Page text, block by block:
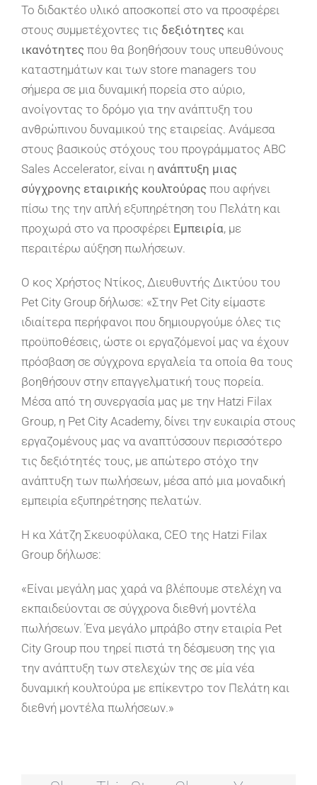
Το διδακτέο υλικό αποσκοπεί στο να προσφέρει
στους συμμετέχοντες τις δεξιότητεςκαι
ικανότητεςπου θα βοηθήσουν τους υπευθύνους
καταστημάτων και των store managers του
σήμερα σε μια δυναμική πορεία στο αύριο,
ανοίγοντας το δρόμο για την ανάπτυξη του
ανθρώπινου δυναμικού της εταιρείας. Ανάμεσα
στους βασικούς στόχους του προγράμματος ABC
Sales Accelerator, είναι η ανάπτυξη μιας
σύγχρονης εταιρικής κουλτούραςπου αφήνει
πίσω της την απλή εξυπηρέτηση του Πελάτη και
προχωρά στο να προσφέρει Εμπειρία, με
περαιτέρω αύξηση πωλήσεων.
Ο κος Χρήστος Ντίκος, Διευθυντής Δικτύου του
Pet City Group δήλωσε: «Στην Pet City είμαστε
ιδιαίτερα περήφανοι που δημιουργούμε όλες τις
προϋποθέσεις, ώστε οι εργαζόμενοί μας να έχουν
πρόσβαση σε σύγχρονα εργαλεία τα οποία θα τους
βοηθήσουν στην επαγγελματική τους πορεία.
Μέσα από τη συνεργασία μας με την Hatzi Filax
Group, η Pet City Academy, δίνει την ευκαιρία στους
εργαζομένους μας να αναπτύσσουν περισσότερο
τις δεξιότητές τους, με απώτερο στόχο την
ανάπτυξη των πωλήσεων, μέσα από μια μοναδική
εμπειρία εξυπηρέτησης πελατών.
Η κα Χάτζη Σκευοφύλακα, CEO της Hatzi Filax
Group δήλωσε:
«Είναι μεγάλη μας χαρά να βλέπουμε στελέχη να
εκπαιδεύονται σε σύγχρονα διεθνή μοντέλα
πωλήσεων. Ένα μεγάλο μπράβο στην εταιρία Pet
City Group που τηρεί πιστά τη δέσμευση της για
την ανάπτυξη των στελεχών της σε μία νέα
δυναμική κουλτούρα με επίκεντρο τον Πελάτη και
διεθνή μοντέλα πωλήσεων.»